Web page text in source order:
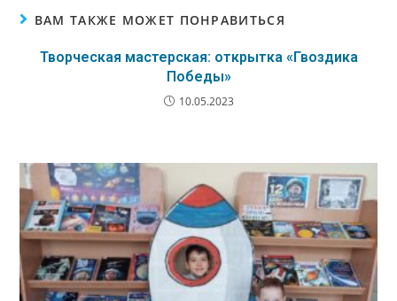
ВАМ ТАКЖЕ МОЖЕТ ПОНРАВИТЬСЯ
Творческая мастерская: открытка «Гвоздика
Победы»
10.05.2023